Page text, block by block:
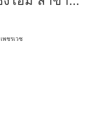
ครินทร์ ซอย
พชรเวช